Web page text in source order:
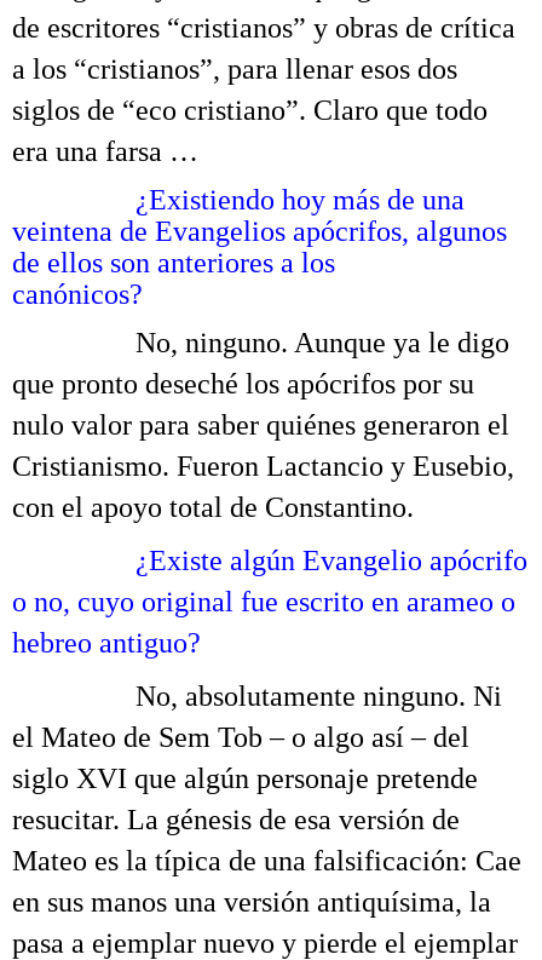
de escritores “cristianos” y obras de crítica
a los “cristianos”, para llenar esos dos
siglos de “eco cristiano”. Claro que todo
era una farsa …
¿Existiendo hoy más de una
veintena de Evangelios apócrifos, algunos
de ellos son anteriores a los
canónicos?
No, ninguno. Aunque ya le digo
que pronto deseché los apócrifos por su
nulo valor para saber quiénes generaron el
Cristianismo. Fueron Lactancio y Eusebio,
con el apoyo total de Constantino.
¿Existe algún Evangelio apócrifo
o no, cuyo original fue escrito en arameo o
hebreo antiguo?
No, absolutamente ninguno. Ni
el Mateo de Sem Tob – o algo así – del
siglo XVI que algún personaje pretende
resucitar. La génesis de esa versión de
Mateo es la típica de una falsificación: Cae
en sus manos una versión antiquísima, la
pasa a ejemplar nuevo y pierde el ejemplar